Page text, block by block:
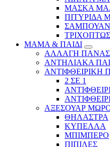
ΜΑΣΚΑ
ΠΙΤΥΡΙΔΑ
ΜΑΜΑ & ΠΑΙΔΙ
ΑΛΛΑΓΗ ΠΑΝΑΣ
ΑΝΤΗΛΙΑΚΑ
ΑΝΤΙΦΘΕΙΡΙΚΗ
2 ΣΕ 1
ΑΞΕΣΟΥΑΡ
ΘΗΛΑΣΤΡΑ
ΚΥΠΕΛΛΑ
ΜΠΙΜΠΕΡΟ
ΠΙΠΙΛΕΣ